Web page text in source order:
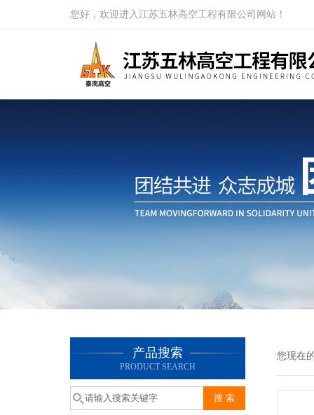
您好，欢迎进入江苏五林高空工程有限公司网站！
产品搜索
PRODUCT SEARCH
您现在